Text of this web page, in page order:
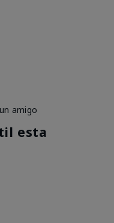
amigo
esta